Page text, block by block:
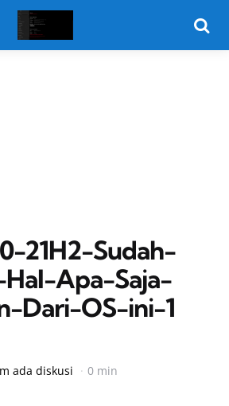
21H2-Sudah-
Apa-Saja-
Dari-OS-ini-1
ada diskusi 0 min